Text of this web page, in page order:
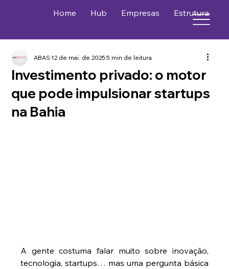
Home Hub Empresas Estrutura
Investimento privado: o motor
que pode impulsionar startups
na Bahia
ABAS12 de mai. de 20255 min de leitura
A gente costuma falar muito sobre inovação,
tecnologia, startups… mas uma pergunta básica